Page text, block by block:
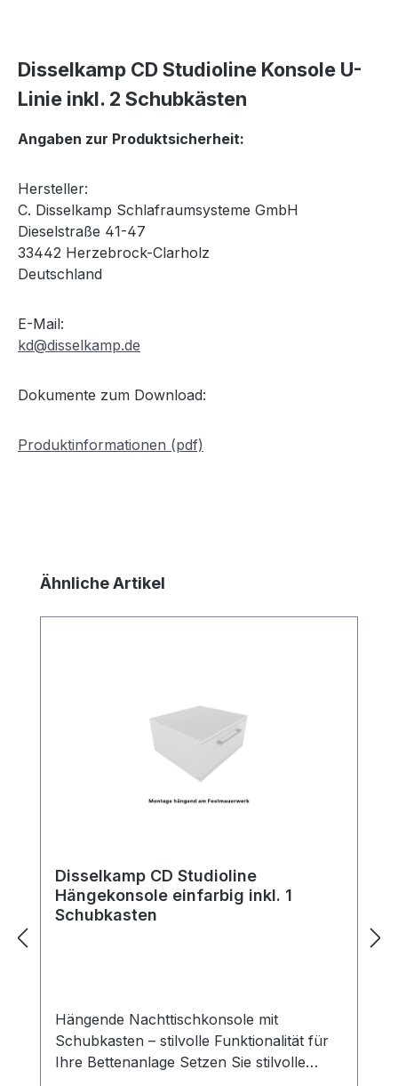
Disselkamp CD Studioline Konsole U-
Linie inkl. 2 Schubkästen
Angaben zur Produktsicherheit:
Hersteller:
C. Disselkamp Schlafraumsysteme GmbH
Dieselstraße 41-47
33442 Herzebrock-Clarholz
Deutschland
E-Mail:
kd@disselkamp.de
Dokumente zum Download:
Produktinformationen (pdf)
Produktgalerie überspringen
Ähnliche Artikel
Disselkamp CD Studioline
Hängekonsole einfarbig inkl. 1
Schubkasten
Hängende Nachttischkonsole mit
Schubkasten – stilvolle Funktionalität für
Ihre Bettenanlage Setzen Sie stilvolle